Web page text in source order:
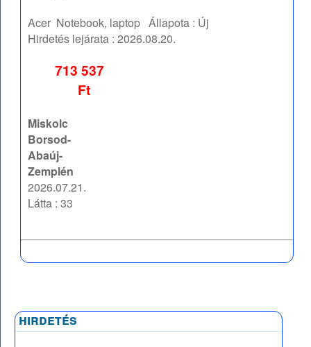
Acer Notebook, laptop Állapota : Új
Hirdetés lejárata :2026.08.20.
713 537
Ft
Miskolc
Borsod-
Abaúj-
Zemplén
2026.07.21.
Látta : 33
hirdetés